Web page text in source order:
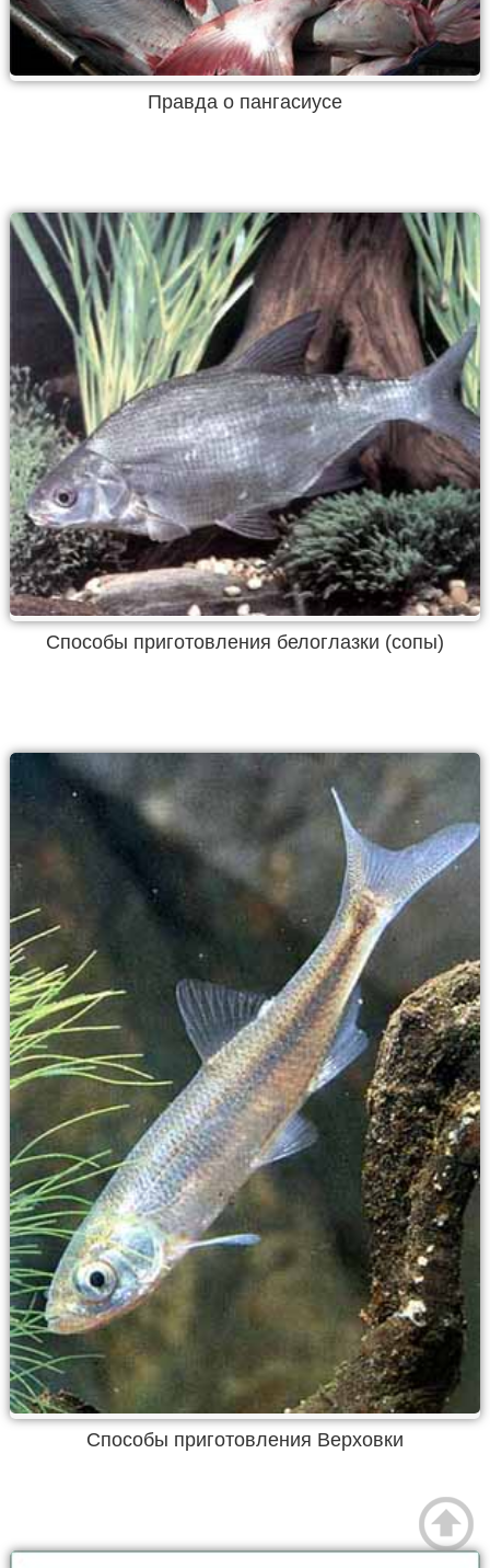
Правда о пангасиусе
Способы приготовления белоглазки (сопы)
Способы приготовления Верховки